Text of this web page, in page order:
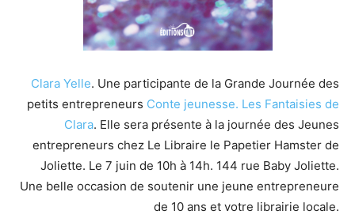
Clara Yelle. Une participante de la Grande Journée des
petits entrepreneurs Conte jeunesse. Les Fantaisies de
Clara. Elle sera présente à la journée des Jeunes
entrepreneurs chez Le Libraire le Papetier Hamster de
Joliette. Le 7 juin de 10h à 14h. 144 rue Baby Joliette.
Une belle occasion de soutenir une jeune entrepreneure
de 10 ans et votre librairie locale.